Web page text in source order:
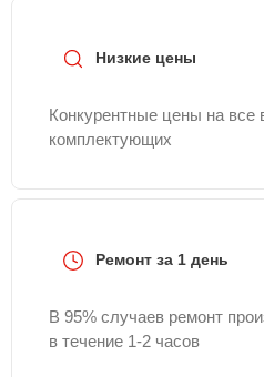
Низкие цены
Конкурентные цены на все
комплектующих
Ремонт за 1 день
В 95% случаев ремонт
в течение 1-2 часов